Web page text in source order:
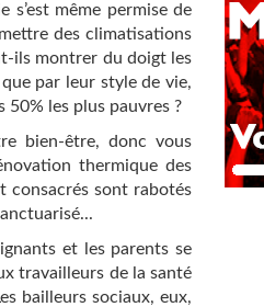
même permise de
des climatisations
ils montrer du doigt les
par leur style de vie,
50% les plus pauvres ?
bien-être, donc vous
thermique des
consacrés sont rabotés
et les parents se
travailleurs de la santé
bailleurs sociaux, eux,